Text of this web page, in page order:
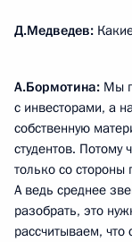
Д.Медведев:
А.Бормотина: Мы
с инвесторами, а
собственную
студентов.
только со стороны
А ведь среднее
разобрать, это
рассчитываем,